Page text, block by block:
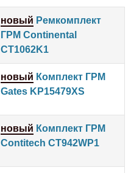
новый Ремкомплект
ГРМ Continental
CT1062K1
новый Комплект ГРМ
Gates KP15479XS
новый Комплект ГРМ
Contitech CT942WP1